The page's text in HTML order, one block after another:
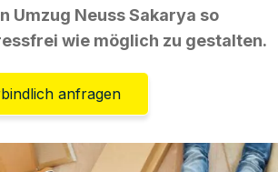
Umzug Neuss Sakarya so
wie möglich zu gestalten.
anfragen